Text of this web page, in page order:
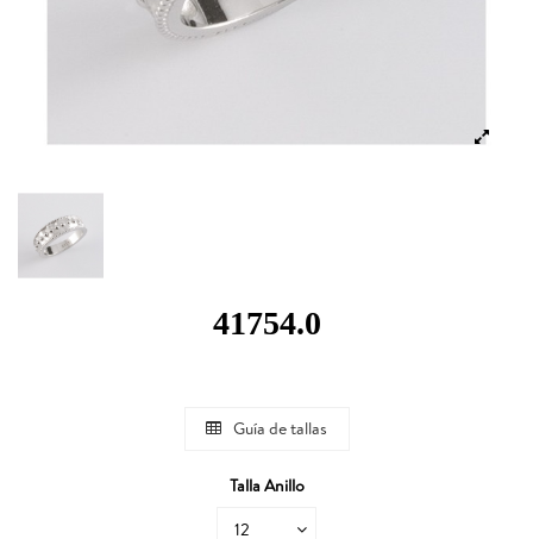
41754.0
Guía de tallas
Talla Anillo